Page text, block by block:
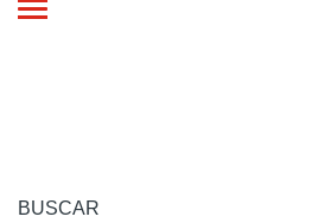
Toggle
BUSCAR